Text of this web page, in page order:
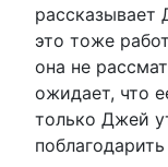
рассказывает
это тоже
она не
ожидает, что
только Джей